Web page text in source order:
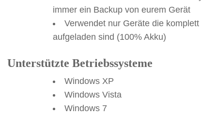
immer ein Backup von eurem Gerät
Verwendet nur Geräte die komplett
aufgeladen sind (100% Akku)
Unterstützte Betriebssysteme
Windows XP
Windows Vista
Windows 7